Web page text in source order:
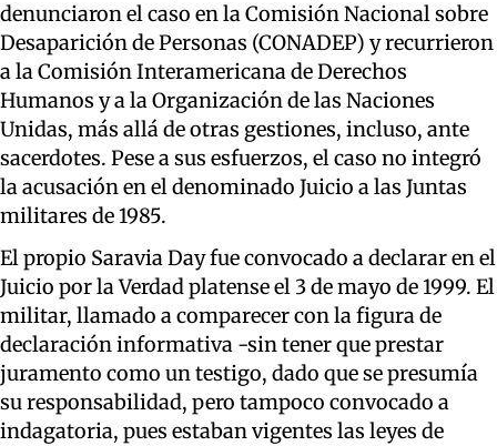
denunciaron el caso en la Comisión Nacional sobre
Desaparición de Personas (CONADEP) y recurrieron
a la Comisión Interamericana de Derechos
Humanos y a la Organización de las Naciones
Unidas, más allá de otras gestiones, incluso, ante
sacerdotes. Pese a sus esfuerzos, el caso no integró
la acusación en el denominado Juicio a las Juntas
militares de 1985.
El propio Saravia Day fue convocado a declarar en el
Juicio por la Verdad platense el 3 de mayo de 1999. El
militar, llamado a comparecer con la figura de
declaración informativa -sin tener que prestar
juramento como un testigo, dado que se presumía
su responsabilidad, pero tampoco convocado a
indagatoria, pues estaban vigentes las leyes de